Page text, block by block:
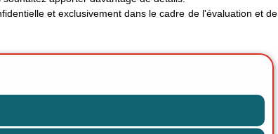
et exclusivement dans le cadre de l'évaluation et de